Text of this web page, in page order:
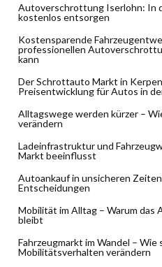
Autoverschrottung Iserlohn: In
kostenlos entsorgen
Kostensparende
professionellen
kann
Der Schrottauto Markt in
Preisentwicklung für Autos in
Alltagswege werden kürzer –
verändern
Ladeinfrastruktur und
Markt beeinflusst
Autoankauf in unsicheren
Entscheidungen
Mobilität im Alltag – Warum das
bleibt
Fahrzeugmarkt im Wandel –
Mobilitätsverhalten verändern